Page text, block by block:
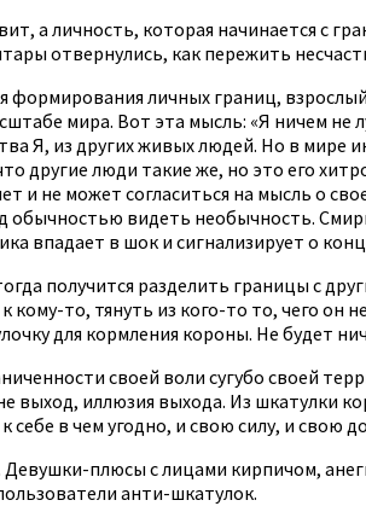
а личность, которая начинается с
отвернулись, как пережить
формирования личных границ,
мира. Вот эта мысль: «Я ничем не
Я, из других живых людей. Но в мире
другие люди такие же, но это его
и не может согласиться на мысль о
видеть необычность.
впадает в шок и сигнализирует о
получится разделить границы с
то, тянуть из кого-то то, чего он
для кормления короны. Не будет
своей воли сугубо своей
выход, иллюзия выхода. Из шкатулки
в чем угодно, и свою силу, и свою
Девушки-плюсы с лицами кирпичом,
анти-шкатулок.